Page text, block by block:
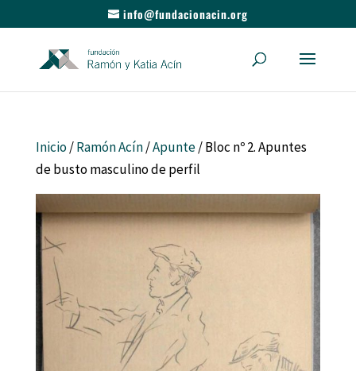
info@fundacionacin.org
Inicio/Ramón Acín/Apunte/ Bloc nº 2. Apuntes
de busto masculino de perfil